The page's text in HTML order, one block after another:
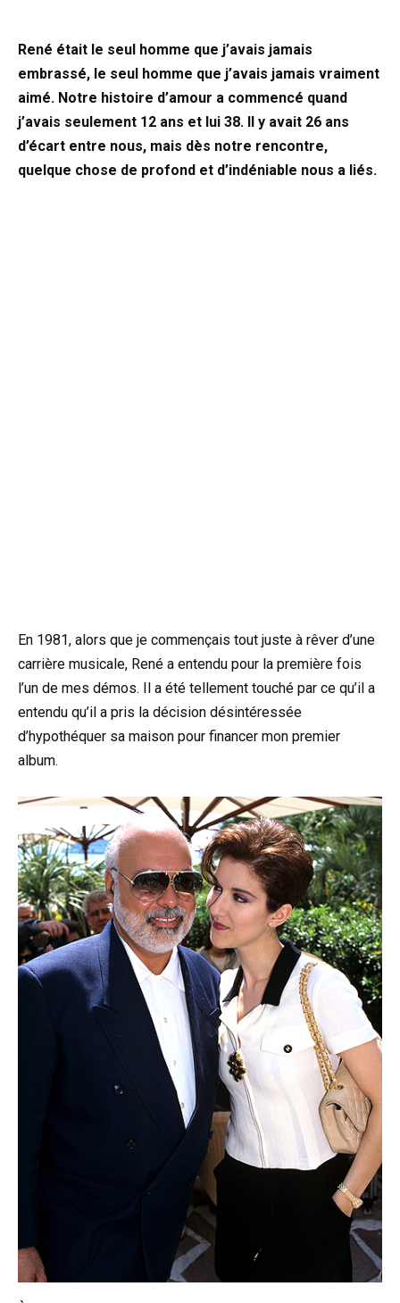
René était le seul homme que j’avais jamais
embrassé, le seul homme que j’avais jamais vraiment
aimé. Notre histoire d’amour a commencé quand
j’avais seulement 12 ans et lui 38. Il y avait 26 ans
d’écart entre nous, mais dès notre rencontre,
quelque chose de profond et d’indéniable nous a liés.
En 1981, alors que je commençais tout juste à rêver d’une
carrière musicale, René a entendu pour la première fois
l’un de mes démos. Il a été tellement touché par ce qu’il a
entendu qu’il a pris la décision désintéressée
d’hypothéquer sa maison pour financer mon premier
album.